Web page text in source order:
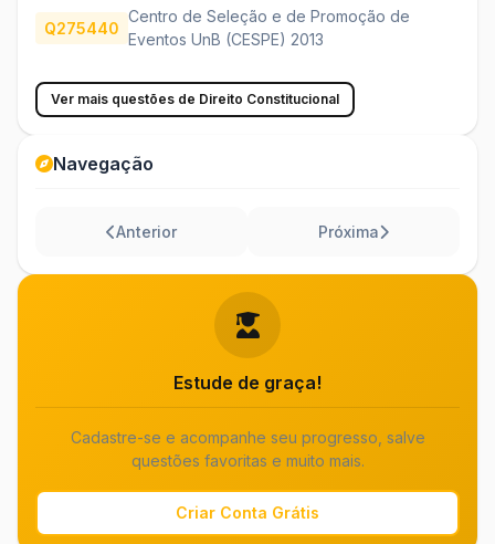
Q275440
Centro de Seleção e de Promoção de
Eventos UnB (CESPE) 2013
Ver mais questões de Direito Constitucional
Navegação
Anterior Próxima
Estude de graça!
Cadastre-se e acompanhe seu progresso, salve
questões favoritas e muito mais.
Criar Conta Grátis